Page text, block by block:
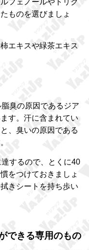
ものを選びましょ
エキスや緑茶エキス
臭の原因であるジア
す。汗に含まれてい
、臭いの原因である
するので、とくに40
をつけておきましょ
きシートを持ち歩い
できる専用のもの